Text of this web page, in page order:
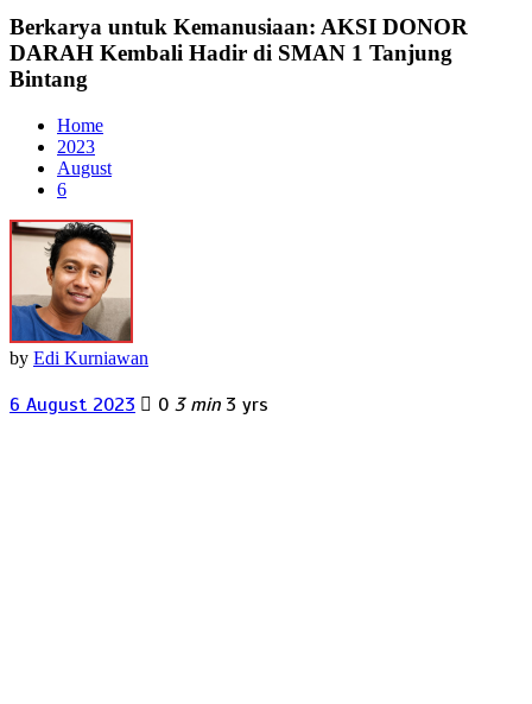
Berkarya untuk Kemanusiaan: AKSI DONOR
DARAH Kembali Hadir di SMAN 1 Tanjung
Bintang
Home
2023
August
6
by Edi Kurniawan
6 August 2023 0 3 min 3 yrs